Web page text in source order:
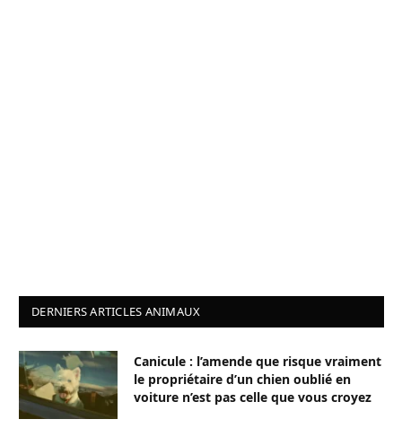
DERNIERS ARTICLES ANIMAUX
Canicule : l’amende que risque vraiment
le propriétaire d’un chien oublié en
voiture n’est pas celle que vous croyez